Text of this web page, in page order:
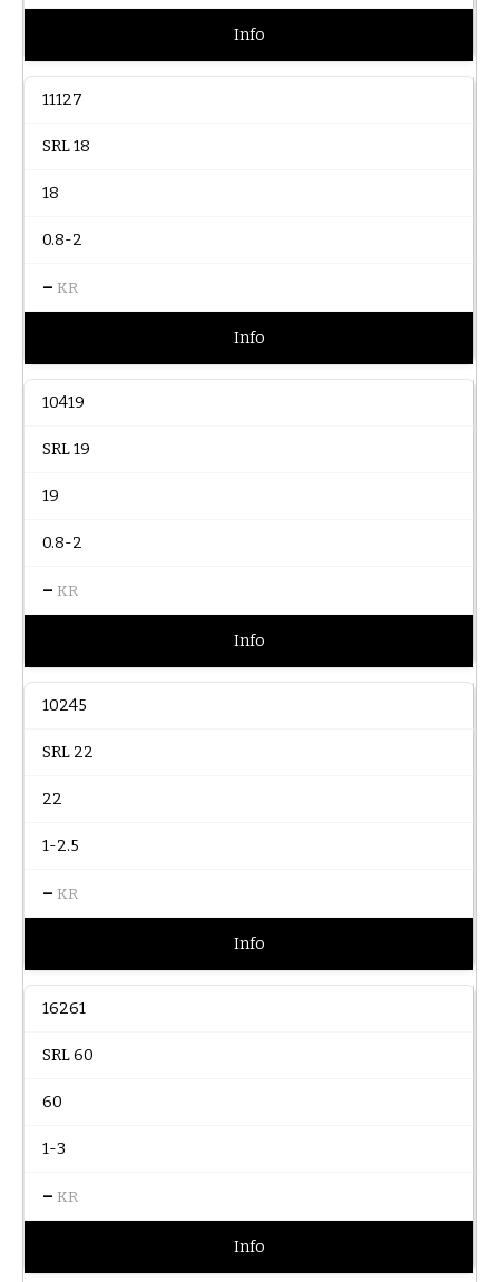
Info
11127
SRL 18
18
0.8-2
– KR
Info
10419
SRL 19
19
0.8-2
– KR
Info
10245
SRL 22
22
1-2.5
– KR
Info
16261
SRL 60
60
1-3
– KR
Info